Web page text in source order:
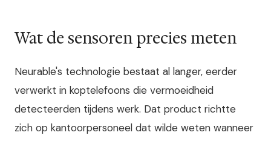
Wat de sensoren precies meten
Neurable's technologie bestaat al langer, eerder
verwerkt in koptelefoons die vermoeidheid
detecteerden tijdens werk. Dat product richtte
zich op kantoorpersoneel dat wilde weten wanneer